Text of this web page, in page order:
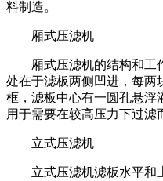
料制造。
厢式压滤机
厢式压滤机的结构和工
处在于滤板两侧凹进，每两
框，滤板中心有一圆孔悬浮
用于需要在较高压力下过滤
立式压滤机
立式压滤机滤板水平和